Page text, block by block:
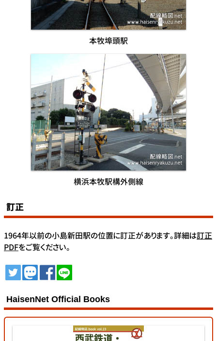
本牧埠頭駅
横浜本牧駅構外側線
訂正
1964年以前の小島新田駅の位置に訂正があります。詳細は訂正
PDFをご覧ください。
ツイートトゥート
シェア
HaisenNet Official Books